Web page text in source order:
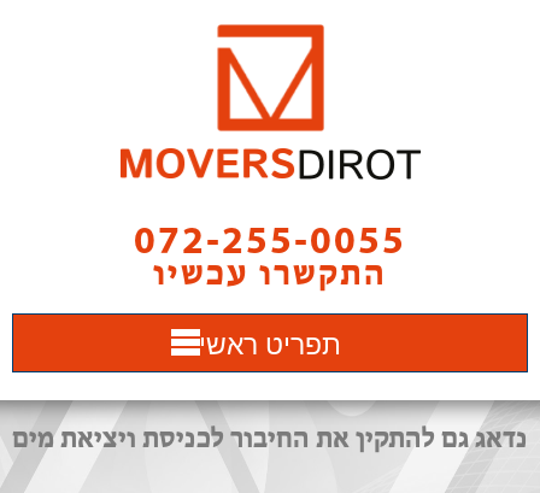
072-255-0055
התקשרו עכשיו
תפריט ראשי
נדאג גם להתקין את החיבור לכניסת ויציאת מים